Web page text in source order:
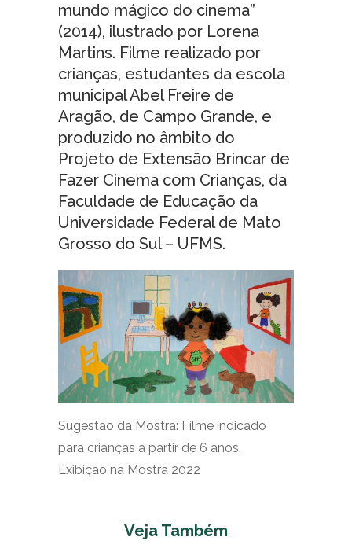
mundo mágico do cinema”
(2014), ilustrado por Lorena
Martins. Filme realizado por
crianças, estudantes da escola
municipal Abel Freire de
Aragão, de Campo Grande, e
produzido no âmbito do
Projeto de Extensão Brincar de
Fazer Cinema com Crianças, da
Faculdade de Educação da
Universidade Federal de Mato
Grosso do Sul – UFMS.
Sugestão da Mostra: Filme indicado
para crianças a partir de 6 anos.
Exibição na Mostra 2022
Veja Também